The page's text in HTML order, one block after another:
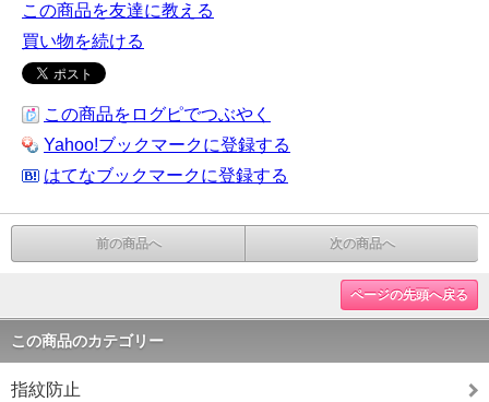
この商品を友達に教える
買い物を続ける
この商品をログピでつぶやく
Yahoo!ブックマークに登録する
はてなブックマークに登録する
前の商品へ 次の商品へ
ページの先頭へ戻る
この商品のカテゴリー
指紋防止